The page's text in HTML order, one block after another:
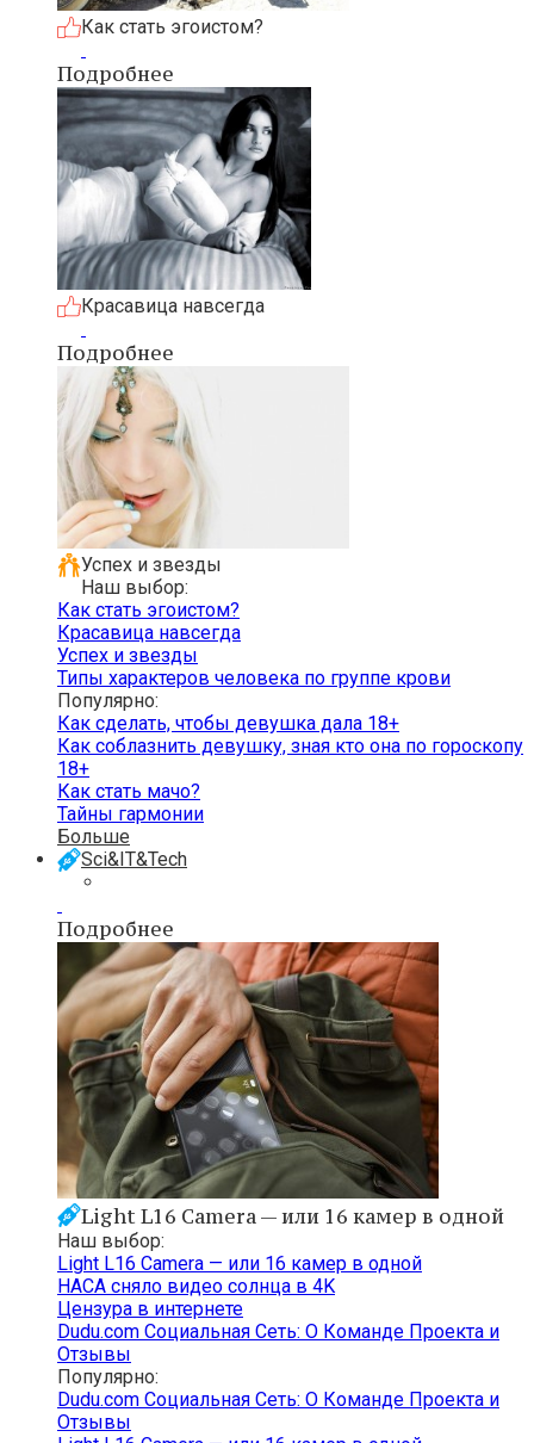
Как стать эгоистом?
Подробнее
Красавица навсегда
Подробнее
Успех и звезды
Наш выбор:
Как стать эгоистом?
Красавица навсегда
Успех и звезды
Типы характеров человека по группе крови
Популярно:
Как сделать, чтобы девушка дала 18+
Как соблазнить девушку, зная кто она по гороскопу
18+
Как стать мачо?
Тайны гармонии
Больше
Sci&IT&Tech
Подробнее
Light L16 Camera — или 16 камер в одной
Наш выбор:
Light L16 Camera — или 16 камер в одной
НАСА сняло видео солнца в 4K
Цензура в интернете
Dudu.com Cоциальная Cеть: О Команде Проекта и
Отзывы
Популярно:
Dudu.com Cоциальная Cеть: О Команде Проекта и
Отзывы